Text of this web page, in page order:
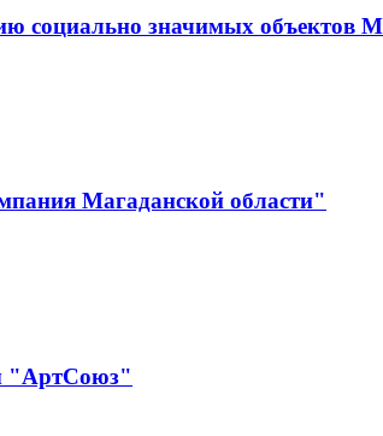
социально значимых объектов
Магаданской области"
"АртСоюз"